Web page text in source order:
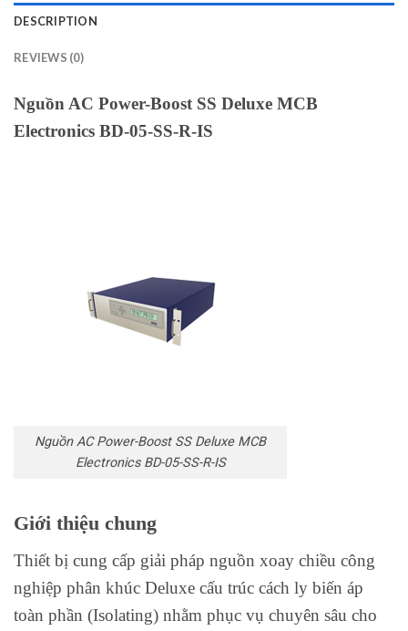
DESCRIPTION
REVIEWS (0)
Nguồn AC Power-Boost SS Deluxe MCB
Electronics BD-05-SS-R-IS
Nguồn AC Power-Boost SS Deluxe MCB
Electronics BD-05-SS-R-IS
Giới thiệu chung
Thiết bị cung cấp giải pháp nguồn xoay chiều công
nghiệp phân khúc Deluxe cấu trúc cách ly biến áp
toàn phần (Isolating) nhằm phục vụ chuyên sâu cho